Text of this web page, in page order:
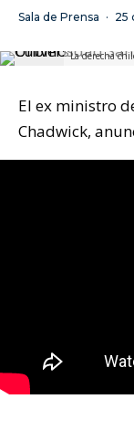
Sala de Prensa · 25
La derecha
El ex ministro
Chadwick,